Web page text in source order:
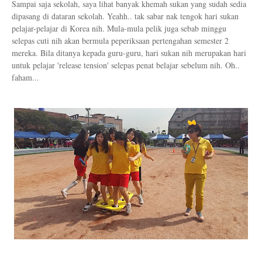
Sampai saja sekolah, saya lihat banyak khemah sukan yang sudah sedia
dipasang di dataran sekolah. Yeahh.. tak sabar nak tengok hari sukan
pelajar-pelajar di Korea nih. Mula-mula pelik juga sebab minggu
selepas cuti nih akan bermula peperiksaan pertengahan semester 2
mereka. Bila ditanya kepada guru-guru, hari sukan nih merupakan hari
untuk pelajar 'release tension' selepas penat belajar sebelum nih. Oh..
faham...